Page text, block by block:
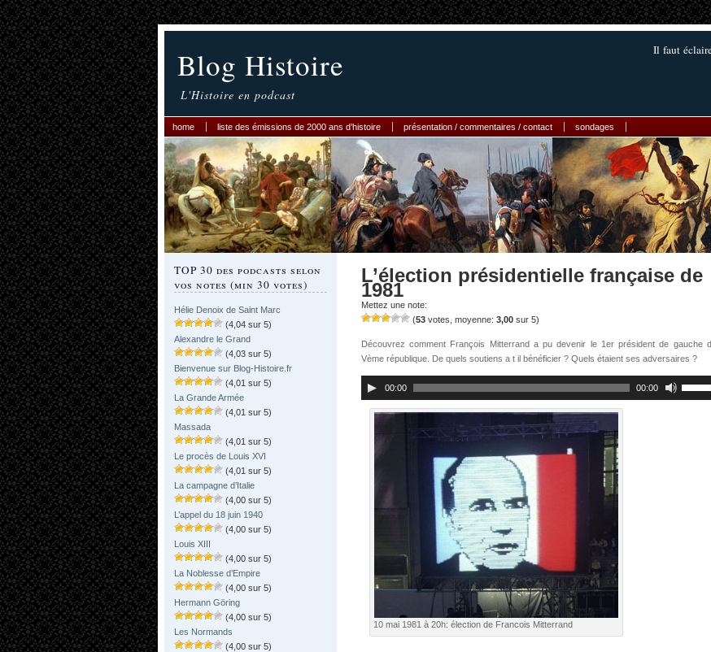
Blog Histoire
L'Histoire en podcast
Il faut
home liste des émissions de 2000 ans d’histoire présentation / commentaires / contact sondages
TOP 30 des podcasts selon
vos notes (min 30 votes)
Hélie Denoix de Saint Marc
(4,04 sur 5)
Alexandre le Grand
(4,03 sur 5)
Bienvenue sur Blog-Histoire.fr
(4,01 sur 5)
La Grande Armée
(4,01 sur 5)
Massada
(4,01 sur 5)
Le procès de Louis XVI
(4,01 sur 5)
La campagne d’Italie
(4,00 sur 5)
L’appel du 18 juin 1940
(4,00 sur 5)
Louis XIII
(4,00 sur 5)
La Noblesse d’Empire
(4,00 sur 5)
Hermann Göring
(4,00 sur 5)
Les Normands
(4,00 sur 5)
L’élection présidentielle française de
1981
Mettez une note:
(53 votes, moyenne: 3,00 sur 5)
Découvrez comment François Mitterrand a pu devenir le 1er président de gauche
Vème république. De quels soutiens a t il bénéficier ? Quels étaient ses adversaires ?
00:00 00:00
10 mai 1981 à 20h: élection de Francois Mitterrand